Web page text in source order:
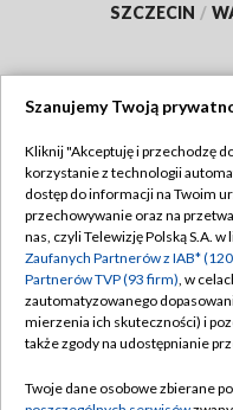
SZCZECIN /
Abonament TVP
Emisja w TVP
Centrum informacji
Naziemna Telewizja
Szanujemy Twoją
Kliknij "Akceptuję i przechodzę
korzystanie z technologii
dostęp do informacji na Twoim
przechowywanie oraz na
nas, czyli Telewizję Polską S.A.
Zaufanych Partnerów z IAB*
Partnerów TVP (93 firm), w
zautomatyzowanego
mierzenia ich skuteczności) i
także zgody na udostępnianie
Twoje dane osobowe zbierane